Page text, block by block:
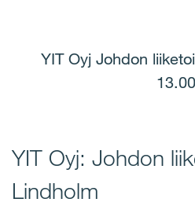
YIT Oyj Johdon
13.00
YIT Oyj: Johdon
Lindholm